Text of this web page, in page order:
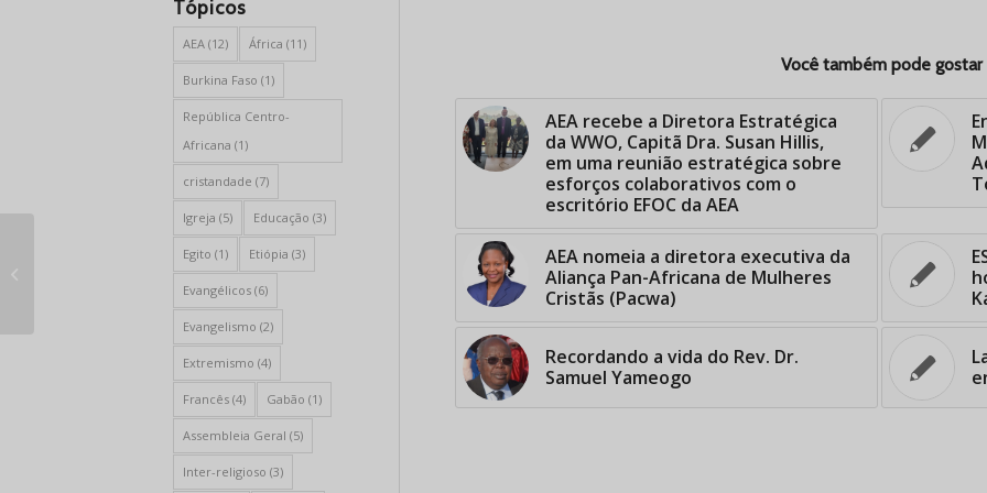
Você também pode gostar
AEA recebe a Diretora Estratégica
da WWO, Capitã Dra. Susan Hillis,
em uma reunião estratégica sobre
esforços colaborativos com o
escritório EFOC da AEA
AEA nomeia a diretora executiva da
Aliança Pan-Africana de Mulheres
Cristãs (Pacwa)
Recordando a vida do Rev. Dr.
Samuel Yameogo
Tópicos
AEA (12) África (11)
Burkina Faso (1)
República Centro-
Africana (1)
cristandade (7)
Igreja (5) Educação (3)
Egito (1) Etiópia (3)
Evangélicos (6)
Evangelismo (2)
Extremismo (4)
Francês (4) Gabão (1)
Assembleia Geral (5)
Inter-religioso (3)
Recordando a vida do